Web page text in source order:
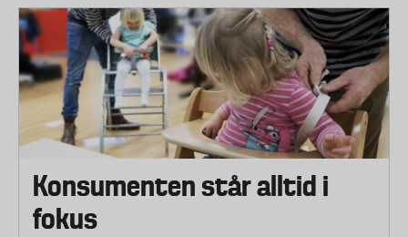
Konsumenten står alltid i
fokus